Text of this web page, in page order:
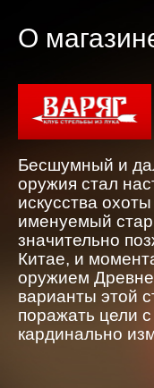
О
Бесшумный и
оружия стал
искусства
именуемый
значительно
Китае, и
оружием
варианты этой
поражать цели
кардинально